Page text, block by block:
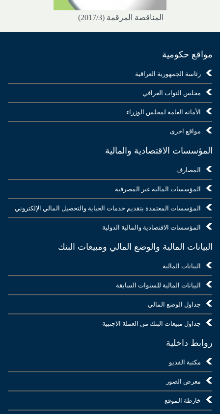
المناقصة المرقمة (2017/3)
مواقع حكومية
رئاسة الجمهورية العراقية
مجلس النواب العراقي
الأمانه العامة لمجلس الوزراء
مواقع اخرى
المؤسسات الاقتصادية والمالية
المصارف
المؤسسات المالية غير المصرفية
المؤسسات المعتمدة بتقديم خدمات الجباية والتحصيل المالي الإلكتروني
المؤسسات الاقتصادية والمالية الدولية
البيانات المالية والوضع المالي ومبيعات البنك
البيانات المالية
البيانات المالية للسنوات السابقة
جداول الوضع المالي
جداول مبيعات البنك من العملة الاجنبية
روابط داخلية
مكتبة الفديو
معرض الصور
خارطة الموقع